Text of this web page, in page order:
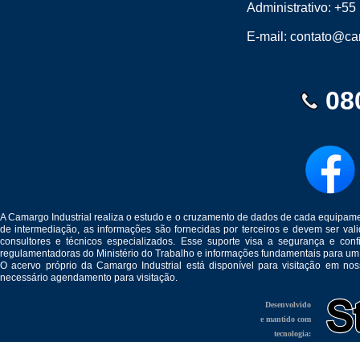
Administrativo:+55
E-mail:
A Camargo Industrial realiza o estudo e o cruzamento de dados de cada
de intermediação, as informações são fornecidas por terceiros e devem ser
consultores e técnicos especializados. Esse suporte visa a segurança e
regulamentadoras do Ministério do Trabalho e informações fundamentais para
O acervo próprio da Camargo Industrial está disponível para visitação em
necessário agendamento para visitação.
Desenvolvido
e mantido com
tecnologia: